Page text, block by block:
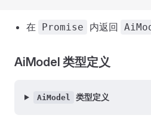
在 Promise 内返回
AiModel 类型定义
AiModel 类型定义